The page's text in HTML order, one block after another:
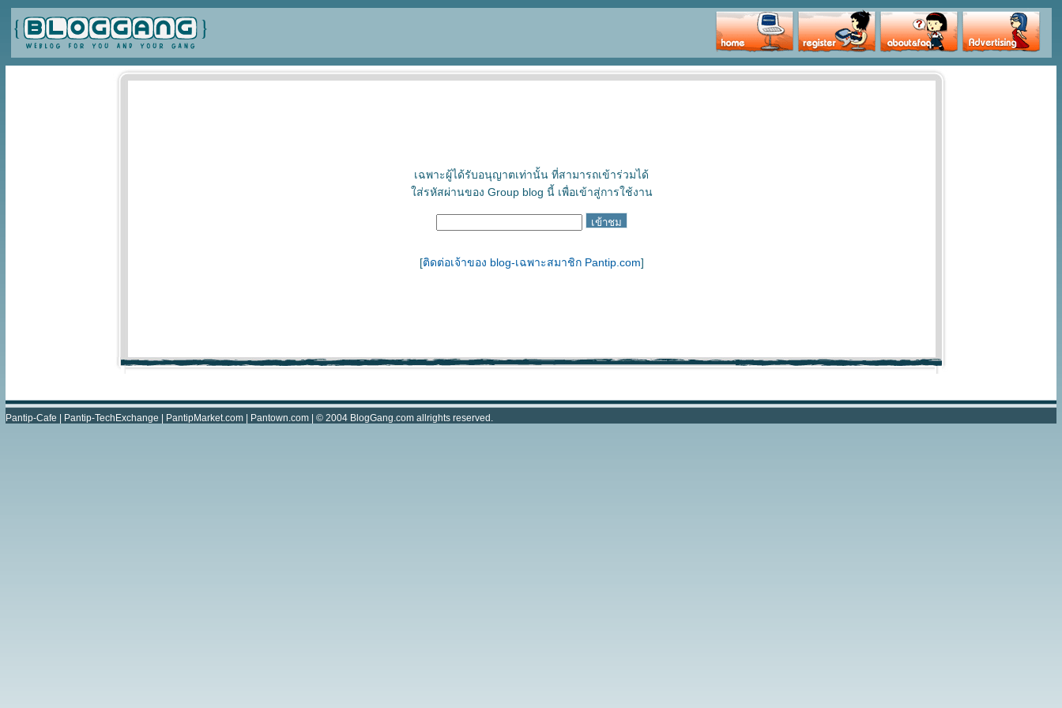
เฉพาะผู้ได้รับอนุญาตเท่านั้น ที่สามารถเข้าร่วมได้
ใส่รหัสผ่านของ Group blog นี้ เพื่อเข้าสู่การใช้งาน
[ติดต่อเจ้าของ blog-เฉพาะสมาชิก Pantip.com]
Pantip-Cafe Pantip-TechExchange PantipMarket.com Pantown.com | © 2004 BlogGang.com allrights reserved.